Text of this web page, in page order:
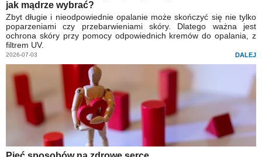
jak mądrze wybrać?
Zbyt długie i nieodpowiednie opalanie może skończyć się nie tylko
poparzeniami czy przebarwieniami skóry. Dlatego ważna jest
ochrona skóry przy pomocy odpowiednich kremów do opalania, z
filtrem UV.
2026-07-03 DALEJ